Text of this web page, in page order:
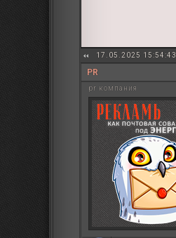
17.05.2025 15:54:43
PR
pr компания